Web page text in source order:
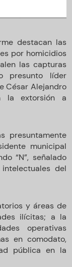
destacan las
por homicidios
las capturas
presunto líder
César Alejandro
la extorsión a
presuntamente
municipal
“N”, señalado
del
y áreas de
ilícitas; a la
operativas
en comodato,
pública en la